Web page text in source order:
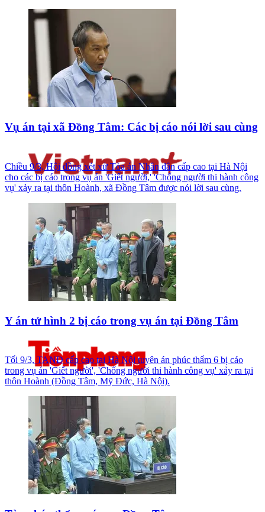
Vụ án tại xã Đồng Tâm: Các bị cáo nói lời sau cùng
Chiều 9/3, Hội đồng xét xử Tòa án Nhân dân cấp cao tại Hà Nội
cho các bị cáo trong vụ án 'Giết người,' 'Chống người thi hành công
vụ' xảy ra tại thôn Hoành, xã Đồng Tâm được nói lời sau cùng.
Y án tử hình 2 bị cáo trong vụ án tại Đồng Tâm
Tối 9/3, TAND cấp cao tại Hà Nội tuyên án phúc thẩm 6 bị cáo
trong vụ án 'Giết người', 'Chống người thi hành công vụ' xảy ra tại
thôn Hoành (Đồng Tâm, Mỹ Đức, Hà Nội).